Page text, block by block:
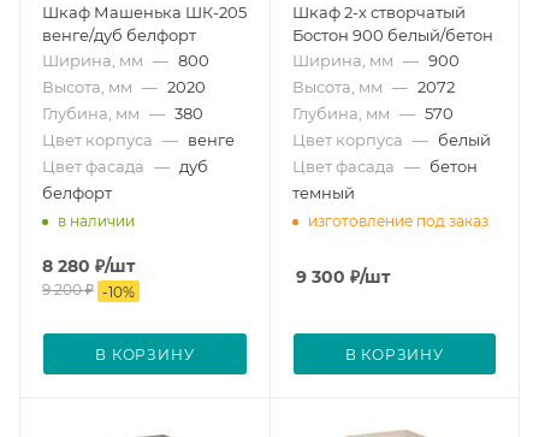
Шкаф Машенька ШК-205
венге/дуб белфорт
Ширина, мм — 800
Высота, мм — 2020
Глубина, мм — 380
Цвет корпуса — венге
Цвет фасада — дуб
белфорт
в наличии
8 280 ₽/шт
9 200₽ -10%
В КОРЗИНУ
Шкаф 2-х створчатый
Бостон 900 белый/бетон
Ширина, мм — 900
Высота, мм — 2072
Глубина, мм — 570
Цвет корпуса — белый
Цвет фасада — бетон
темный
изготовление под заказ
9 300 ₽/шт
В КОРЗИНУ